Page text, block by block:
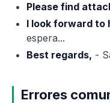
Please find
I look forward to
espera...
Best regards, -
Errores